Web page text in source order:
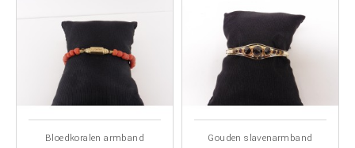
Bloedkoralen armband
Gouden slavenarmband